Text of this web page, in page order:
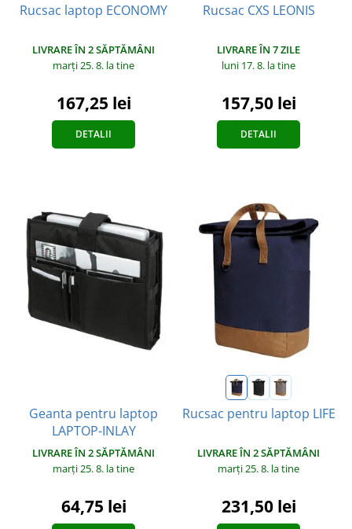
Rucsac laptop ECONOMY
LIVRARE ÎN 2 SĂPTĂMÂNI
marți 25. 8. la tine
167,25 lei
DETALII
Rucsac CXS LEONIS
LIVRARE ÎN 7 ZILE
luni 17. 8. la tine
157,50 lei
DETALII
Geanta pentru laptop
LAPTOP-INLAY
LIVRARE ÎN 2 SĂPTĂMÂNI
marți 25. 8. la tine
64,75 lei
Rucsac pentru laptop LIFE
LIVRARE ÎN 2 SĂPTĂMÂNI
marți 25. 8. la tine
231,50 lei